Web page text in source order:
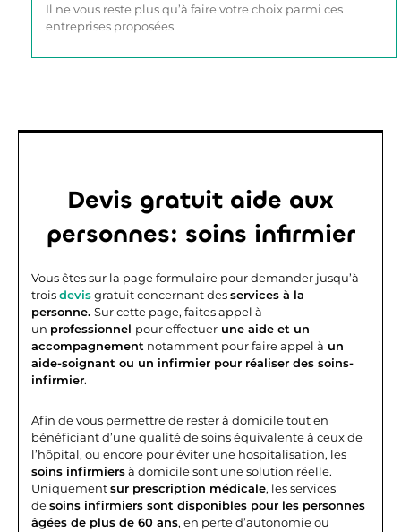
Il ne vous reste plus qu’à faire votre choix parmi ces
entreprises proposées.
Devis gratuit aide aux
personnes: soins infirmier
Vous êtes sur la page formulaire pour demander jusqu’à
troisdevisgratuit concernant desservices à la
personne. Sur cette page, faites appel à
un professionnel pour effectuer une aide et un
accompagnement notamment pour faire appel à un
aide-soignant ou un infirmier pour réaliser des soins-
infirmier.
Afin de vous permettre de rester à domicile tout en
bénéficiant d’une qualité de soins équivalente à ceux de
l’hôpital, ou encore pour éviter une hospitalisation, les
soins infirmiersà domicile sont une solution réelle.
Uniquementsur prescription médicale, les services
desoins infirmiers sont disponibles pour les personnes
âgées de plus de 60 ans, en perte d’autonomie ou